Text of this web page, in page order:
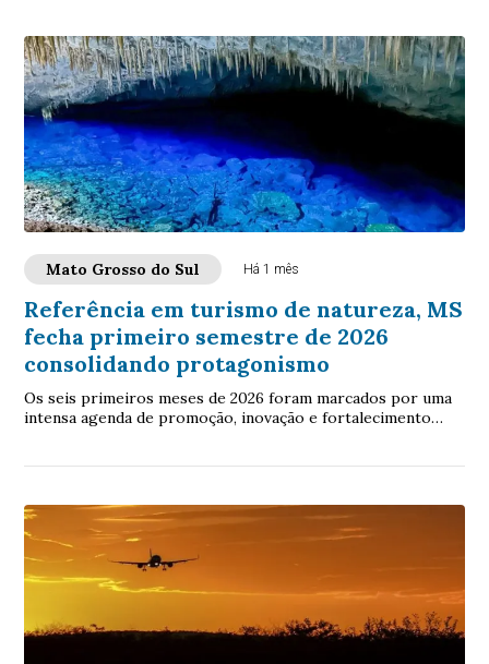
Mato Grosso do Sul Há 1 mês
Referência em turismo de natureza, MS
fecha primeiro semestre de 2026
consolidando protagonismo
Os seis primeiros meses de 2026 foram marcados por uma
intensa agenda de promoção, inovação e fortalecimento